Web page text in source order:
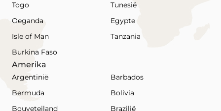
Togo
Tunesië
Oeganda
Egypte
Isle of Man
Tanzania
Burkina Faso
Amerika
Argentinië
Barbados
Bermuda
Bolivia
Bouveteiland
Brazilië